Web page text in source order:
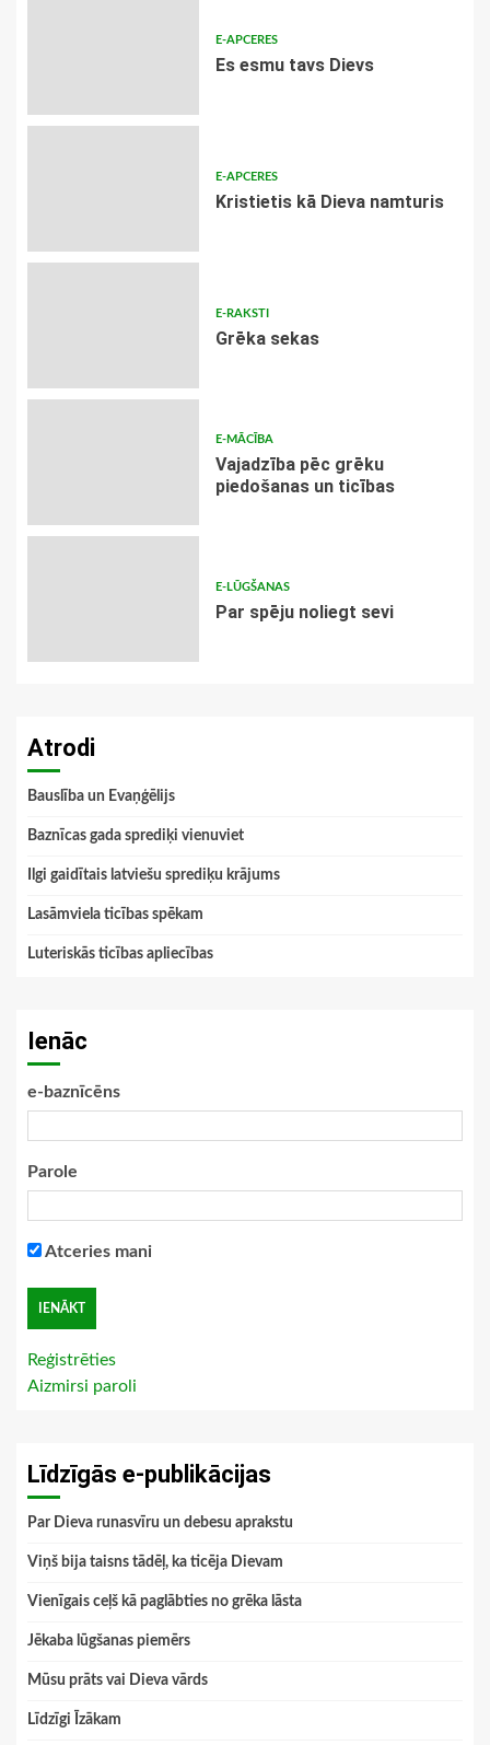
E-APCERES
Es esmu tavs Dievs
E-APCERES
Kristietis kā Dieva namturis
E-RAKSTI
Grēka sekas
E-MĀCĪBA
Vajadzība pēc grēku
piedošanas un ticības
E-LŪGŠANAS
Par spēju noliegt sevi
Atrodi
Bauslība un Evaņģēlijs
Baznīcas gada sprediķi vienuviet
Ilgi gaidītais latviešu sprediķu krājums
Lasāmviela ticības spēkam
Luteriskās ticības apliecības
Ienāc
e-baznīcēns
Parole
Atceries mani
Reģistrēties
Aizmirsi paroli
Līdzīgās e-publikācijas
Par Dieva runasvīru un debesu aprakstu
Viņš bija taisns tādēļ, ka ticēja Dievam
Vienīgais ceļš kā paglābties no grēka lāsta
Jēkaba lūgšanas piemērs
Mūsu prāts vai Dieva vārds
Līdzīgi Īzākam